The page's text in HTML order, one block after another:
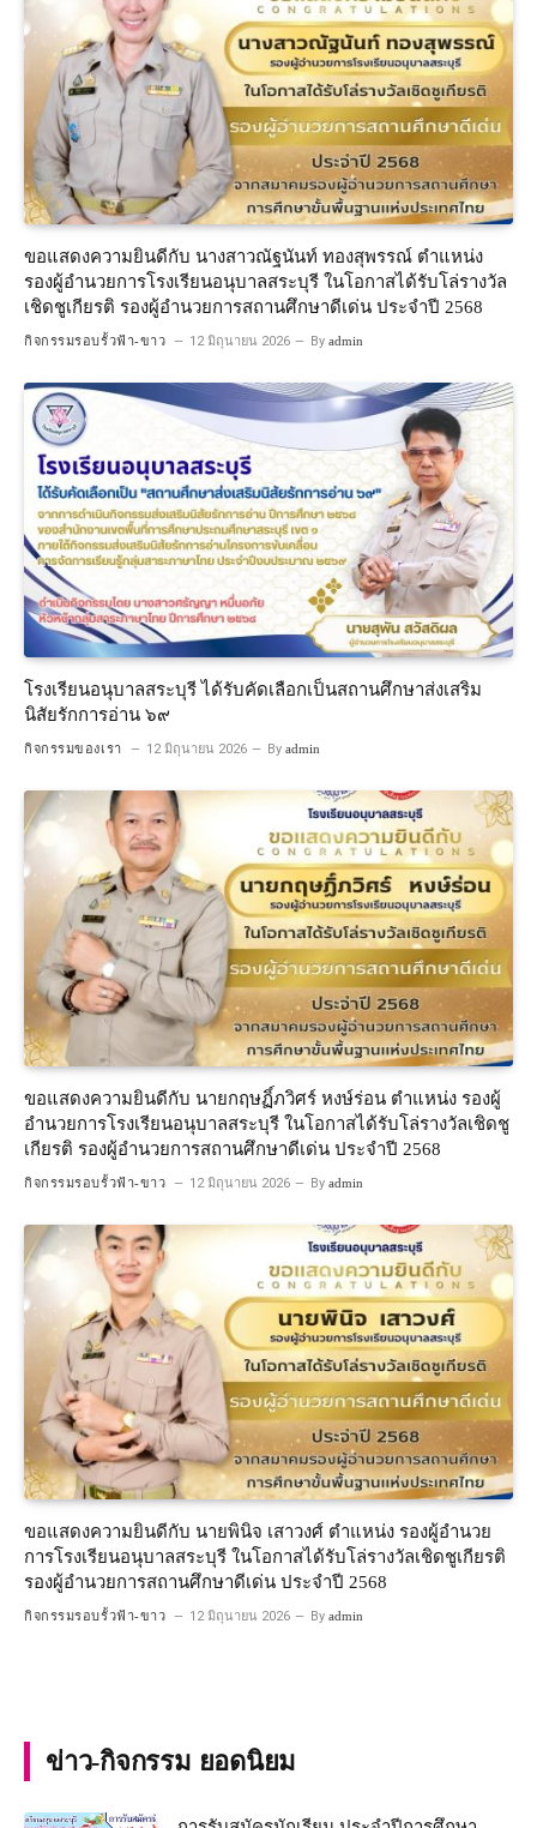
ขอแสดงความยินดีกับ นางสาวณัฐนันท์ ทองสุพรรณ์ ตำแหน่ง
รองผู้อำนวยการโรงเรียนอนุบาลสระบุรี ในโอกาสได้รับโล่รางวัล
เชิดชูเกียรติ รองผู้อำนวยการสถานศึกษาดีเด่น ประจำปี 2568
กิจกรรมรอบรั้วฟ้า-ขาว 12 มิถุนายน 2026 By admin
โรงเรียนอนุบาลสระบุรี ได้รับคัดเลือกเป็นสถานศึกษาส่งเสริม
นิสัยรักการอ่าน ๖๙
กิจกรรมของเรา 12 มิถุนายน 2026 By admin
ขอแสดงความยินดีกับ นายกฤษฏิ์ภวิศร์ หงษ์ร่อน ตำแหน่ง รองผู้
อำนวยการโรงเรียนอนุบาลสระบุรี ในโอกาสได้รับโล่รางวัลเชิดชู
เกียรติ รองผู้อำนวยการสถานศึกษาดีเด่น ประจำปี 2568
กิจกรรมรอบรั้วฟ้า-ขาว 12 มิถุนายน 2026 By admin
ขอแสดงความยินดีกับ นายพินิจ เสาวงศ์ ตำแหน่ง รองผู้อำนวย
การโรงเรียนอนุบาลสระบุรี ในโอกาสได้รับโล่รางวัลเชิดชูเกียรติ
รองผู้อำนวยการสถานศึกษาดีเด่น ประจำปี 2568
กิจกรรมรอบรั้วฟ้า-ขาว 12 มิถุนายน 2026 By admin
ข่าว-กิจกรรม ยอดนิยม